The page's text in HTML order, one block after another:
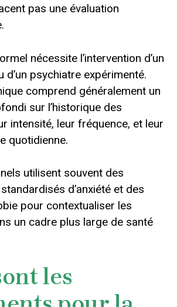
pas une évaluation
nécessite l’intervention d’un
d’un psychiatre expérimenté.
comprend généralement un
sur l’historique des
intensité, leur fréquence, et leur
quotidienne.
utilisent souvent des
d’anxiété et des
pour contextualiser les
un cadre plus large de santé
les